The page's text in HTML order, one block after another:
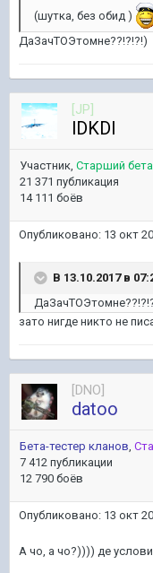
(шутка, без обид )
ДаЗачТОЭтомне??!?!?!)
[JP]
lDKDl
Участник, Старший
21 371 публикация
14 111 боёв
Опубликовано: 13 окт
В 13.10.2017 в
зато нигде никто не
[DNO]
datoo
Бета-тестер кланов,
7 412 публикации
12 790 боёв
Опубликовано: 13 окт
А чо, а чо?)))) де